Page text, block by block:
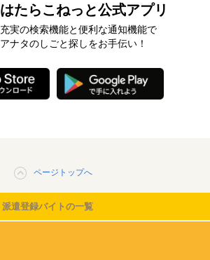
はたらこねっと公式アプリ
充実の検索機能と便利な通知機能で
アナタのしごと探しをお手伝い！
ページトップへ
派遣登録バイトの一覧